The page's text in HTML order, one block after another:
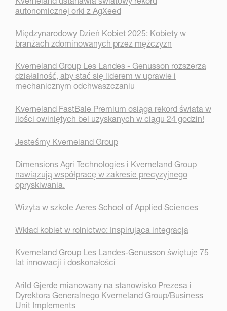
autonomicznej orki z AgXeed
Międzynarodowy Dzień Kobiet 2025: Kobiety w
branżach zdominowanych przez mężczyzn
Kverneland Group Les Landes - Genusson rozszerza
działalność, aby stać się liderem w uprawie i
mechanicznym odchwaszczaniu
Kverneland FastBale Premium osiąga rekord świata w
ilości owiniętych bel uzyskanych w ciągu 24 godzin!
Jesteśmy Kverneland Group
Dimensions Agri Technologies i Kverneland Group
nawiązują współpracę w zakresie precyzyjnego
opryskiwania.
Wizyta w szkole Aeres School of Applied Sciences
Wkład kobiet w rolnictwo: Inspirująca integracja
Kverneland Group Les Landes-Genusson świętuje 75
lat innowacji i doskonałości
Arild Gjerde mianowany na stanowisko Prezesa i
Dyrektora Generalnego Kverneland Group/Business
Unit Implements